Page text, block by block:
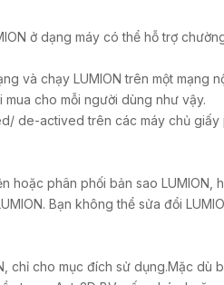
ở dạng máy có thể hỗ trợ
và chạy LUMION trên một
cho mỗi người dùng như vậy.
de-actived trên các máy chủ giấy
phân phối bản sao LUMION,
Bạn không thể sửa đổi
cho mục đích sử dụng.Mặc dù